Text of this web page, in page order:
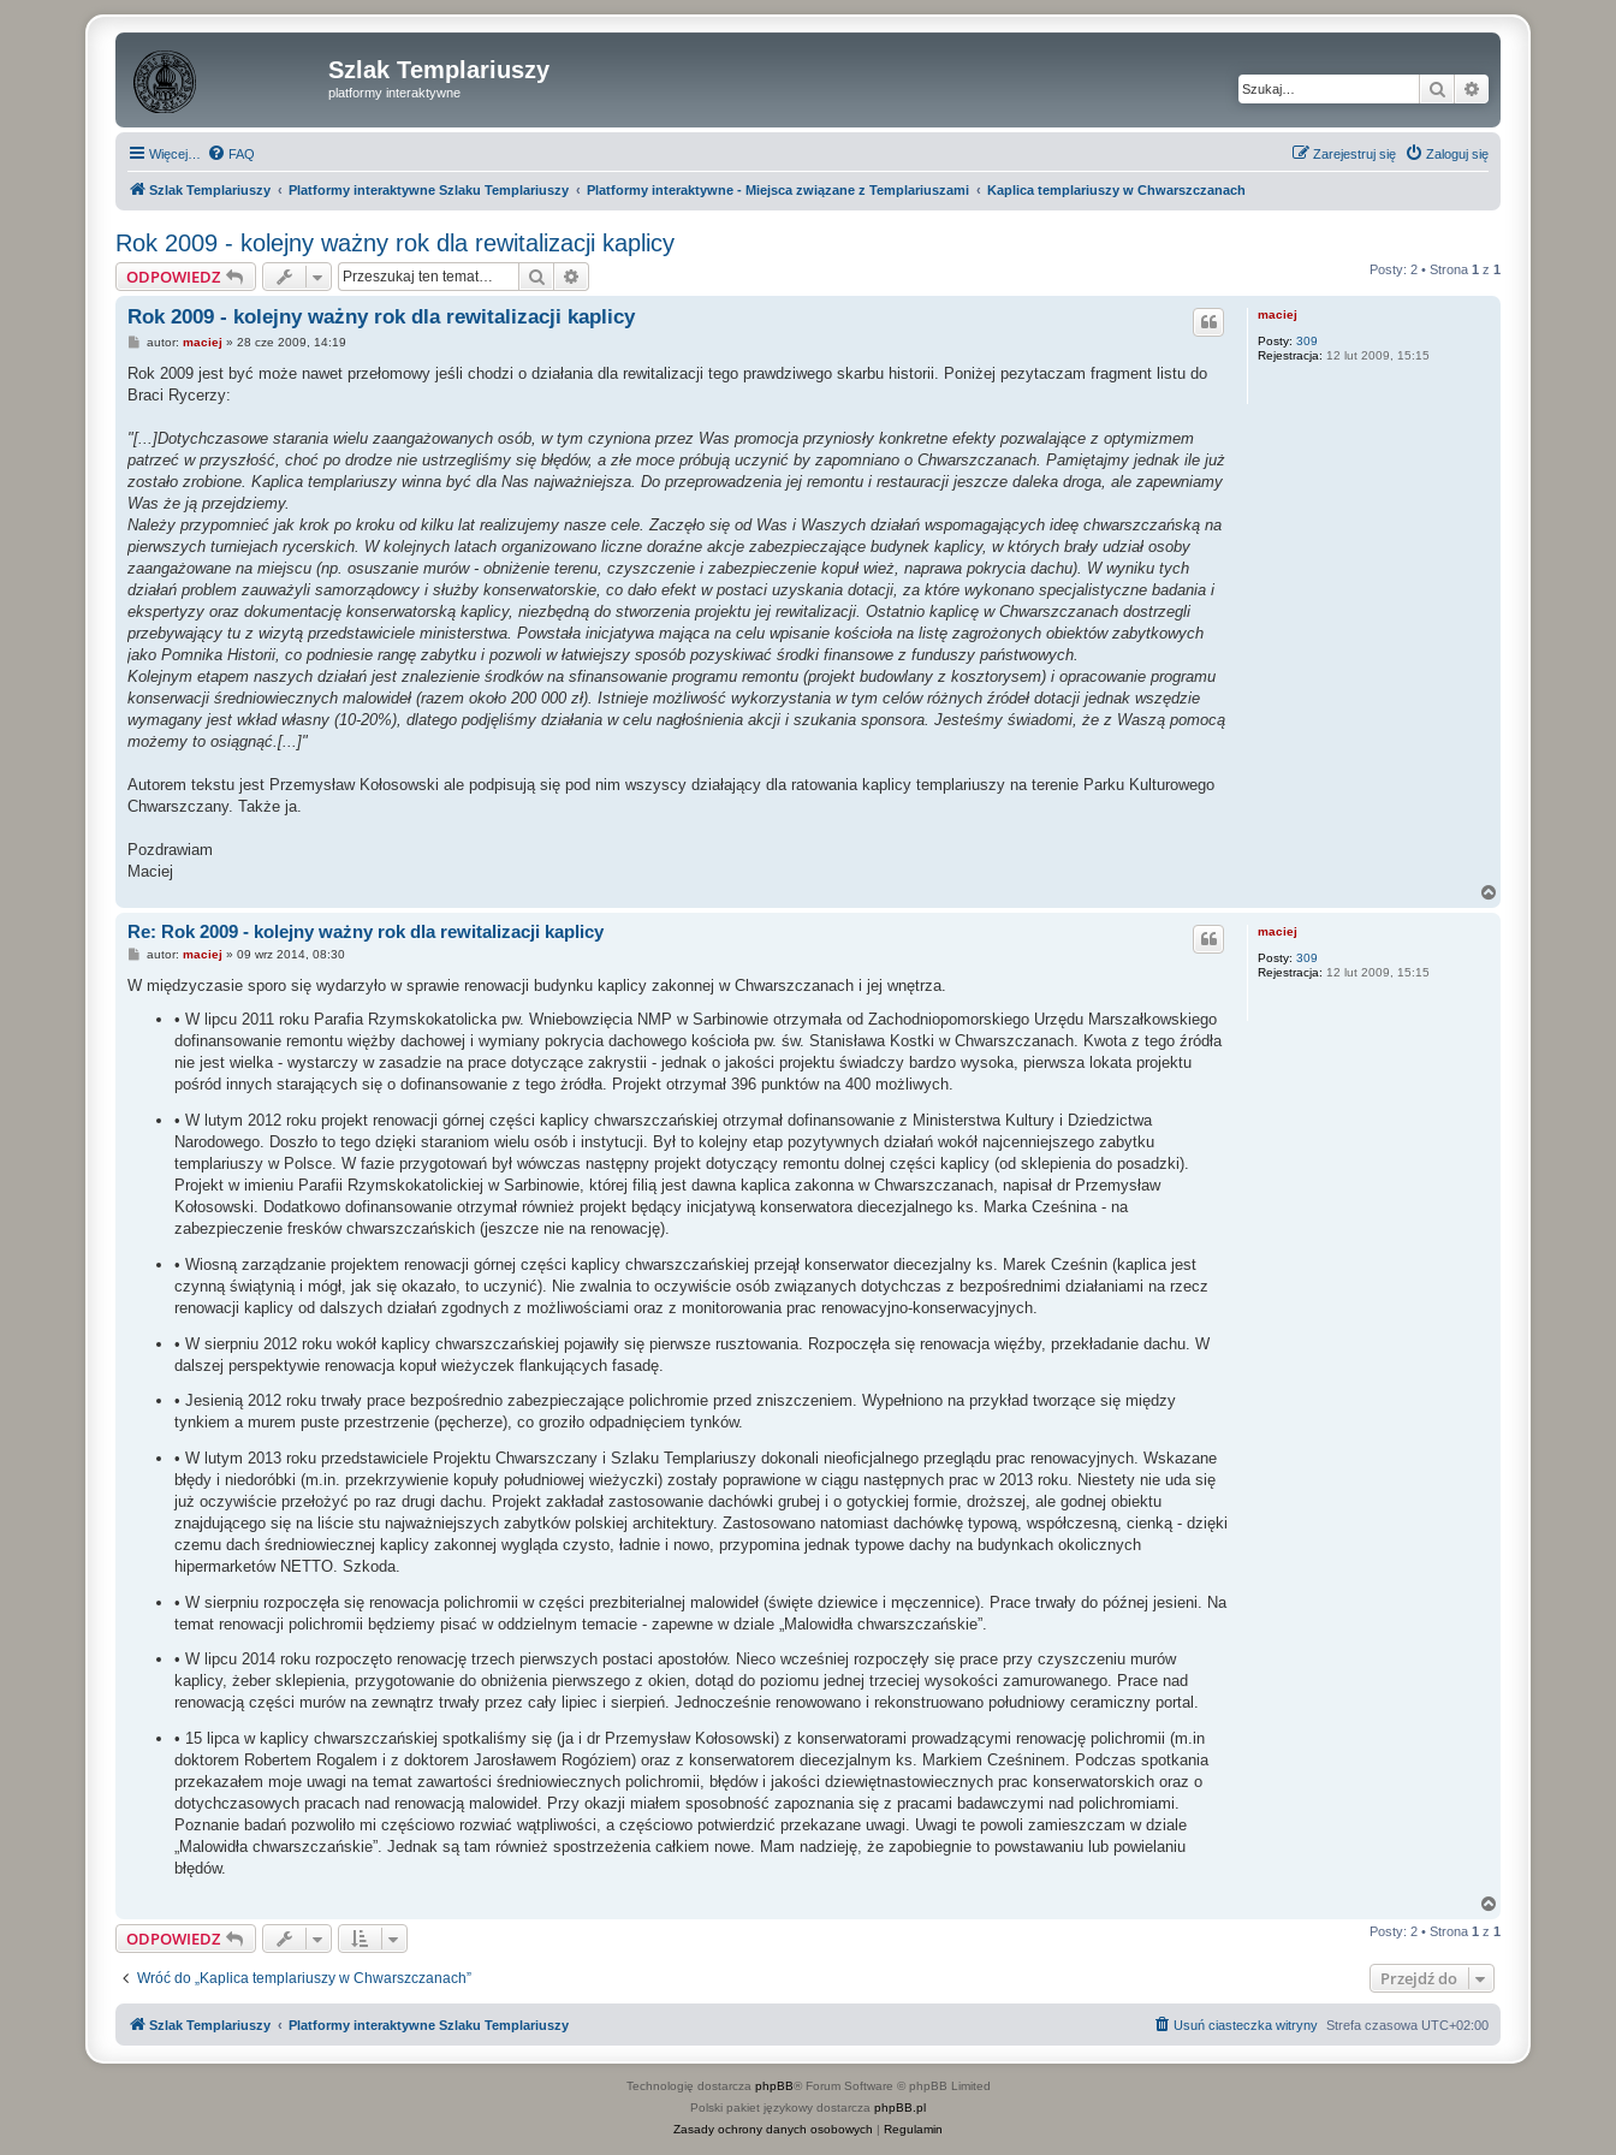
Szlak Templariuszy
platformy interaktywne Szukaj
Więcej… FAQ Zaloguj się
Zarejestruj się
Szlak Templariuszy Platformy interaktywne Szlaku Templariuszy Platformy interaktywne - Miejsca związane z Templariuszami Kaplica templariuszy w Chwarszczanach
Rok 2009 - kolejny ważny rok dla rewitalizacji kaplicy
ODPOWIEDZ Szukaj Posty: 2 • Strona 1 z 1
maciej
Posty: 309
Rejestracja: 12 lut 2009, 15:15
Rok 2009 - kolejny ważny rok dla rewitalizacji kaplicy
P
s
autor: maciej » 28 cze 2009, 14:19
Rok 2009 jest być może nawet przełomowy jeśli chodzi o działania dla rewitalizacji tego prawdziwego skarbu historii. Poniżej pezytaczam fragment listu do
Braci Rycerzy:
"[...]Dotychczasowe starania wielu zaangażowanych osób, w tym czyniona przez Was promocja przyniosły konkretne efekty pozwalające z optymizmem
patrzeć w przyszłość, choć po drodze nie ustrzegliśmy się błędów, a złe moce próbują uczynić by zapomniano o Chwarszczanach. Pamiętajmy jednak ile już
zostało zrobione. Kaplica templariuszy winna być dla Nas najważniejsza. Do przeprowadzenia jej remontu i restauracji jeszcze daleka droga, ale zapewniamy
Was że ją przejdziemy.
Należy przypomnieć jak krok po kroku od kilku lat realizujemy nasze cele. Zaczęło się od Was i Waszych działań wspomagających ideę chwarszczańską na
pierwszych turniejach rycerskich. W kolejnych latach organizowano liczne doraźne akcje zabezpieczające budynek kaplicy, w których brały udział osoby
zaangażowane na miejscu (np. osuszanie murów - obniżenie terenu, czyszczenie i zabezpieczenie kopuł wież, naprawa pokrycia dachu). W wyniku tych
działań problem zauważyli samorządowcy i służby konserwatorskie, co dało efekt w postaci uzyskania dotacji, za które wykonano specjalistyczne badania i
ekspertyzy oraz dokumentację konserwatorską kaplicy, niezbędną do stworzenia projektu jej rewitalizacji. Ostatnio kaplicę w Chwarszczanach dostrzegli
przebywający tu z wizytą przedstawiciele ministerstwa. Powstała inicjatywa mająca na celu wpisanie kościoła na listę zagrożonych obiektów zabytkowych
jako Pomnika Historii, co podniesie rangę zabytku i pozwoli w łatwiejszy sposób pozyskiwać środki finansowe z funduszy państwowych.
Kolejnym etapem naszych działań jest znalezienie środków na sfinansowanie programu remontu (projekt budowlany z kosztorysem) i opracowanie programu
konserwacji średniowiecznych malowideł (razem około 200 000 zł). Istnieje możliwość wykorzystania w tym celów różnych źródeł dotacji jednak wszędzie
wymagany jest wkład własny (10-20%), dlatego podjęliśmy działania w celu nagłośnienia akcji i szukania sponsora. Jesteśmy świadomi, że z Waszą pomocą
możemy to osiągnąć.[...]"
Autorem tekstu jest Przemysław Kołosowski ale podpisują się pod nim wszyscy działający dla ratowania kaplicy templariuszy na terenie Parku Kulturowego
Chwarszczany. Także ja.
Pozdrawiam
Maciej
maciej
Posty: 309
Rejestracja: 12 lut 2009, 15:15
Re: Rok 2009 - kolejny ważny rok dla rewitalizacji kaplicy
P
s
autor: maciej » 09 wrz 2014, 08:30
W międzyczasie sporo się wydarzyło w sprawie renowacji budynku kaplicy zakonnej w Chwarszczanach i jej wnętrza.
• W lipcu 2011 roku Parafia Rzymskokatolicka pw. Wniebowzięcia NMP w Sarbinowie otrzymała od Zachodniopomorskiego Urzędu Marszałkowskiego
dofinansowanie remontu więżby dachowej i wymiany pokrycia dachowego kościoła pw. św. Stanisława Kostki w Chwarszczanach. Kwota z tego źródła
nie jest wielka - wystarczy w zasadzie na prace dotyczące zakrystii - jednak o jakości projektu świadczy bardzo wysoka, pierwsza lokata projektu
pośród innych starających się o dofinansowanie z tego żródła. Projekt otrzymał 396 punktów na 400 możliwych.
• W lutym 2012 roku projekt renowacji górnej części kaplicy chwarszczańskiej otrzymał dofinansowanie z Ministerstwa Kultury i Dziedzictwa
Narodowego. Doszło to tego dzięki staraniom wielu osób i instytucji. Był to kolejny etap pozytywnych działań wokół najcenniejszego zabytku
templariuszy w Polsce. W fazie przygotowań był wówczas następny projekt dotyczący remontu dolnej części kaplicy (od sklepienia do posadzki).
Projekt w imieniu Parafii Rzymskokatolickiej w Sarbinowie, której filią jest dawna kaplica zakonna w Chwarszczanach, napisał dr Przemysław
Kołosowski. Dodatkowo dofinansowanie otrzymał również projekt będący inicjatywą konserwatora diecezjalnego ks. Marka Cześnina - na
zabezpieczenie fresków chwarszczańskich (jeszcze nie na renowację).
• Wiosną zarządzanie projektem renowacji górnej części kaplicy chwarszczańskiej przejął konserwator diecezjalny ks. Marek Cześnin (kaplica jest
czynną świątynią i mógł, jak się okazało, to uczynić). Nie zwalnia to oczywiście osób związanych dotychczas z bezpośrednimi działaniami na rzecz
renowacji kaplicy od dalszych działań zgodnych z możliwościami oraz z monitorowania prac renowacyjno-konserwacyjnych.
• W sierpniu 2012 roku wokół kaplicy chwarszczańskiej pojawiły się pierwsze rusztowania. Rozpoczęła się renowacja więźby, przekładanie dachu. W
dalszej perspektywie renowacja kopuł wieżyczek flankujących fasadę.
• Jesienią 2012 roku trwały prace bezpośrednio zabezpieczające polichromie przed zniszczeniem. Wypełniono na przykład tworzące się między
tynkiem a murem puste przestrzenie (pęcherze), co groziło odpadnięciem tynków.
• W lutym 2013 roku przedstawiciele Projektu Chwarszczany i Szlaku Templariuszy dokonali nieoficjalnego przeglądu prac renowacyjnych. Wskazane
błędy i niedoróbki (m.in. przekrzywienie kopuły południowej wieżyczki) zostały poprawione w ciągu następnych prac w 2013 roku. Niestety nie uda się
już oczywiście przełożyć po raz drugi dachu. Projekt zakładał zastosowanie dachówki grubej i o gotyckiej formie, droższej, ale godnej obiektu
znajdującego się na liście stu najważniejszych zabytków polskiej architektury. Zastosowano natomiast dachówkę typową, współczesną, cienką - dzięki
czemu dach średniowiecznej kaplicy zakonnej wygląda czysto, ładnie i nowo, przypomina jednak typowe dachy na budynkach okolicznych
hipermarketów NETTO. Szkoda.
• W sierpniu rozpoczęła się renowacja polichromii w części prezbiterialnej malowideł (święte dziewice i męczennice). Prace trwały do późnej jesieni. Na
temat renowacji polichromii będziemy pisać w oddzielnym temacie - zapewne w dziale „Malowidła chwarszczańskie”.
• W lipcu 2014 roku rozpoczęto renowację trzech pierwszych postaci apostołów. Nieco wcześniej rozpoczęły się prace przy czyszczeniu murów
kaplicy, żeber sklepienia, przygotowanie do obniżenia pierwszego z okien, dotąd do poziomu jednej trzeciej wysokości zamurowanego. Prace nad
renowacją części murów na zewnątrz trwały przez cały lipiec i sierpień. Jednocześnie renowowano i rekonstruowano południowy ceramiczny portal.
• 15 lipca w kaplicy chwarszczańskiej spotkaliśmy się (ja i dr Przemysław Kołosowski) z konserwatorami prowadzącymi renowację polichromii (m.in
doktorem Robertem Rogalem i z doktorem Jarosławem Rogóziem) oraz z konserwatorem diecezjalnym ks. Markiem Cześninem. Podczas spotkania
przekazałem moje uwagi na temat zawartości średniowiecznych polichromii, błędów i jakości dziewiętnastowiecznych prac konserwatorskich oraz o
dotychczasowych pracach nad renowacją malowideł. Przy okazji miałem sposobność zapoznania się z pracami badawczymi nad polichromiami.
Poznanie badań pozwoliło mi częściowo rozwiać wątpliwości, a częściowo potwierdzić przekazane uwagi. Uwagi te powoli zamieszczam w dziale
„Malowidła chwarszczańskie”. Jednak są tam również spostrzeżenia całkiem nowe. Mam nadzieję, że zapobiegnie to powstawaniu lub powielaniu
błędów.
g
ODPOWIEDZ Posty: 2 • Strona 1 z 1
Wróć do „Kaplica templariuszy w Chwarszczanach” Przejdź do
Szlak Templariuszy Platformy interaktywne Szlaku Templariuszy Strefa czasowa UTC+02:00
Usuń ciasteczka witryny
Technologię dostarcza phpBB® Forum Software © phpBB Limited
Polski pakiet językowy dostarcza phpBB.pl
Zasady ochrony danych osobowych | Regulamin